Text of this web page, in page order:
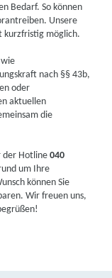
Bedarf. So können
Unsere
kurzfristig möglich.
wie
nach §§ 43b,
oder
aktuellen
die
der Hotline040
um Ihre
können Sie
Wir freuen uns,